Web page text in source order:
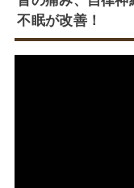
不眠が改善！